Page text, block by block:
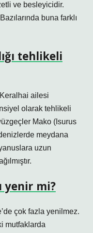
ve besleyicidir.
buna farklı
tehlikeli
ailesi
olarak tehlikeli
Mako (Isurus
meydana
uzun
yenir mi?
çok fazla yenilmez.
mutfaklarda